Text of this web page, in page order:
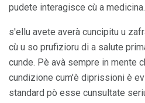
pudete interagisce cù a medicina.
s'ellu avete averà cuncipitu u
cù u so prufizioru di a salute
cunde. Pè avà sempre in mente
cundizione cum'è diprissioni è
standard pò esse cunsultate